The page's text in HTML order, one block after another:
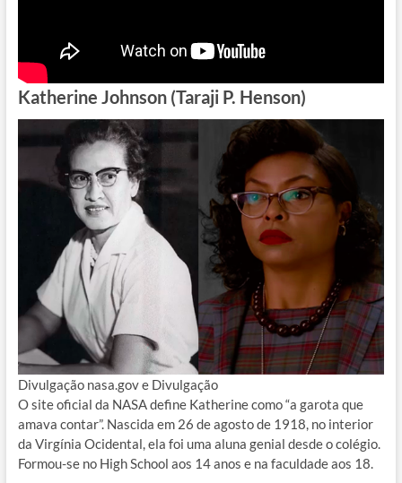
Katherine Johnson (Taraji P. Henson)
Divulgação nasa.gov e Divulgação
O site oficial da NASA define Katherine como “a garota que
amava contar”. Nascida em 26 de agosto de 1918, no interior
da Virgínia Ocidental, ela foi uma aluna genial desde o colégio.
Formou-se no High School aos 14 anos e na faculdade aos 18.